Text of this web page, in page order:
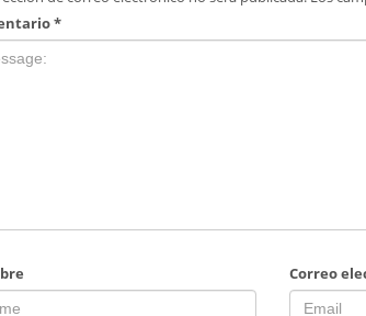
*
Correo